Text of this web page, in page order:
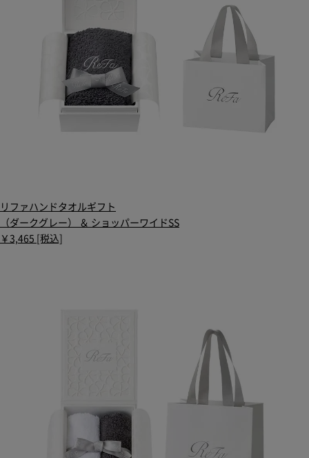
リファハンドタオルギフト
（ダークグレー） ＆ ショッパーワイドSS
￥3,465 [税込]